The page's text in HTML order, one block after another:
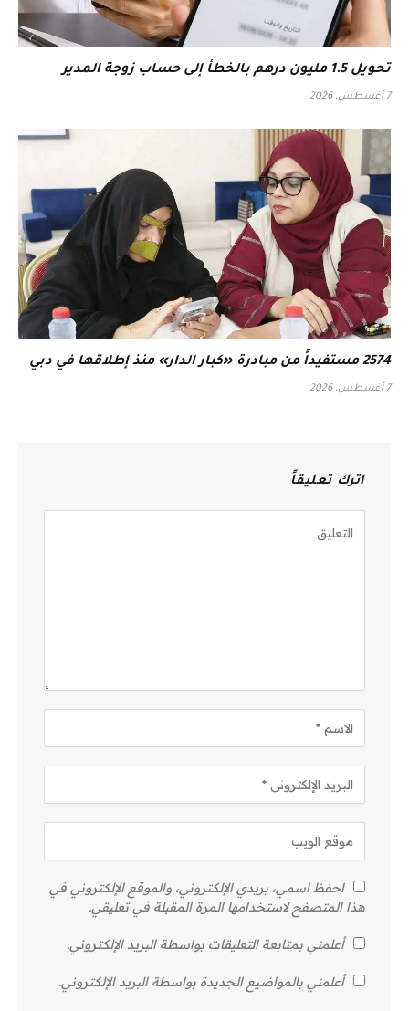
تحويل 1.5 مليون درهم بالخطأ إلى حساب زوجة المدير
7 أغسطس، 2026
2574 مستفيداً من مبادرة «كبار الدار» منذ إطلاقها في دبي
7 أغسطس، 2026
اترك تعليقاً
احفظ اسمي، بريدي الإلكتروني، والموقع الإلكتروني في
هذا المتصفح لاستخدامها المرة المقبلة في تعليقي.
أعلمني بمتابعة التعليقات بواسطة البريد الإلكتروني.
أعلمني بالمواضيع الجديدة بواسطة البريد الإلكتروني.